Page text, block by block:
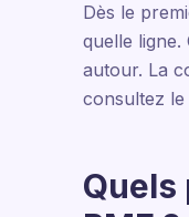
Dès le
quelle
autour. La
consultez le
Quels